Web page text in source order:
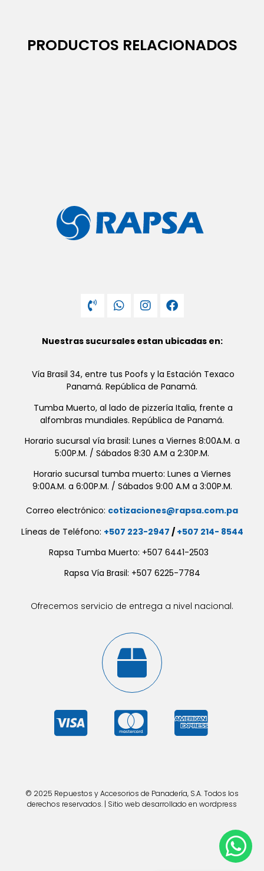
PRODUCTOS RELACIONADOS
Nuestras sucursales estan ubicadas en:
Vía Brasil 34, entre tus Poofs y la Estación Texaco
Panamá. República de Panamá.
Tumba Muerto, al lado de pizzería Italia, frente a
alfombras mundiales. República de Panamá.
Horario sucursal vía brasil: Lunes a Viernes 8:00A.M. a
5:00P.M. / Sábados 8:30 A.M a 2:30P.M.
Horario sucursal tumba muerto: Lunes a Viernes
9:00A.M. a 6:00P.M. / Sábados 9:00 A.M a 3:00P.M.
Correo electrónico: cotizaciones@rapsa.com.pa
Líneas de Teléfono: +507 223-2947 / +507 214- 8544
Rapsa Tumba Muerto: +507 6441-2503
Rapsa Vía Brasil: +507 6225-7784
Ofrecemos servicio de entrega a nivel nacional.
© 2025 Repuestos y Accesorios de Panadería, S.A. Todos los
derechos reservados. | Sitio web desarrollado en wordpress